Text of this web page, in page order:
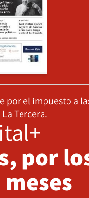
por el impuesto a
Tercera.
por